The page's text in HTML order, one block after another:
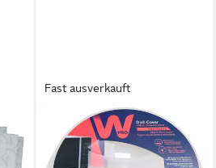
Fast ausverkauft
Abdeckhaube
Mikrowellenhaube